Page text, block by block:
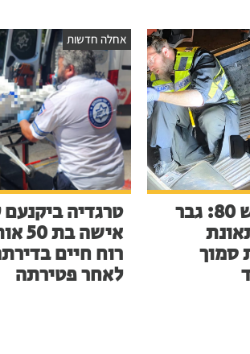
טרגדיה בכביש 80: גבר
סמוך
אחלה חדשות
טרגדיה
רוח חיים
לאחר פטירתה